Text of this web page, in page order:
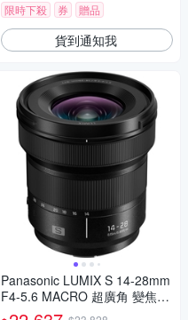
限時下殺
券 贈品
貨到通知我
Panasonic LUMIX S 14-28mm
F4-5.6 MACRO 超廣角 變焦鏡
頭 公司貨 S-R1428